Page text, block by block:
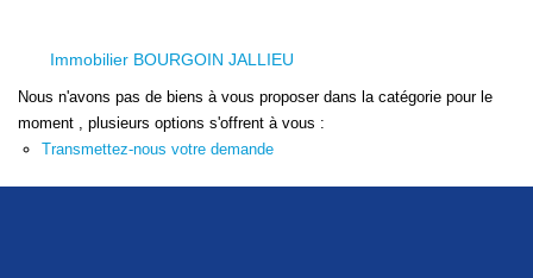
PARRAINAGE
CONTACT
Immobilier BOURGOIN JALLIEU
Nous n'avons pas de biens à vous proposer dans la catégorie pour le
moment , plusieurs options s'offrent à vous :
Transmettez-nous votre demande